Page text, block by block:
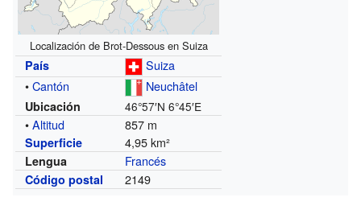
Localización de Brot-Dessous en Suiza
País
Suiza
•Cantón Neuchâtel
Ubicación 46°57′N 6°45′E
•Altitud 857 m
Superficie 4,95 km²
Lengua Francés
Código postal 2149